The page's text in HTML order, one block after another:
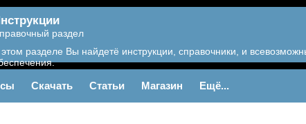
раздел
разделе Вы найдетё инструкции, справочники, и
Скачать Статьи Магазин Ещё...